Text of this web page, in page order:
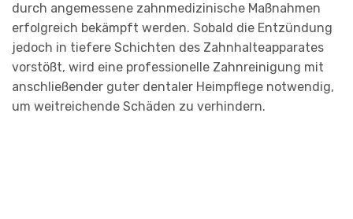
durch angemessene zahnmedizinische Maßnahmen
erfolgreich bekämpft werden. Sobald die Entzündung
jedoch in tiefere Schichten des Zahnhalteapparates
vorstößt, wird eine professionelle Zahnreinigung mit
anschließender guter dentaler Heimpflege notwendig,
um weitreichende Schäden zu verhindern.